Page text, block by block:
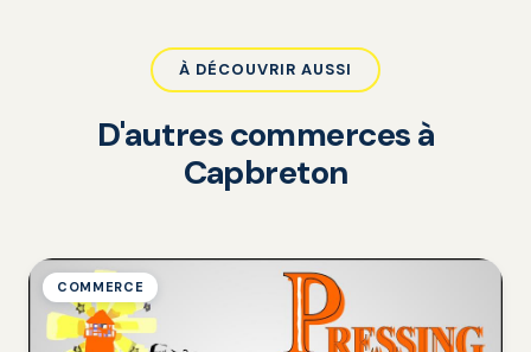
À DÉCOUVRIR AUSSI
D'autres commerces à
Capbreton
COMMERCE